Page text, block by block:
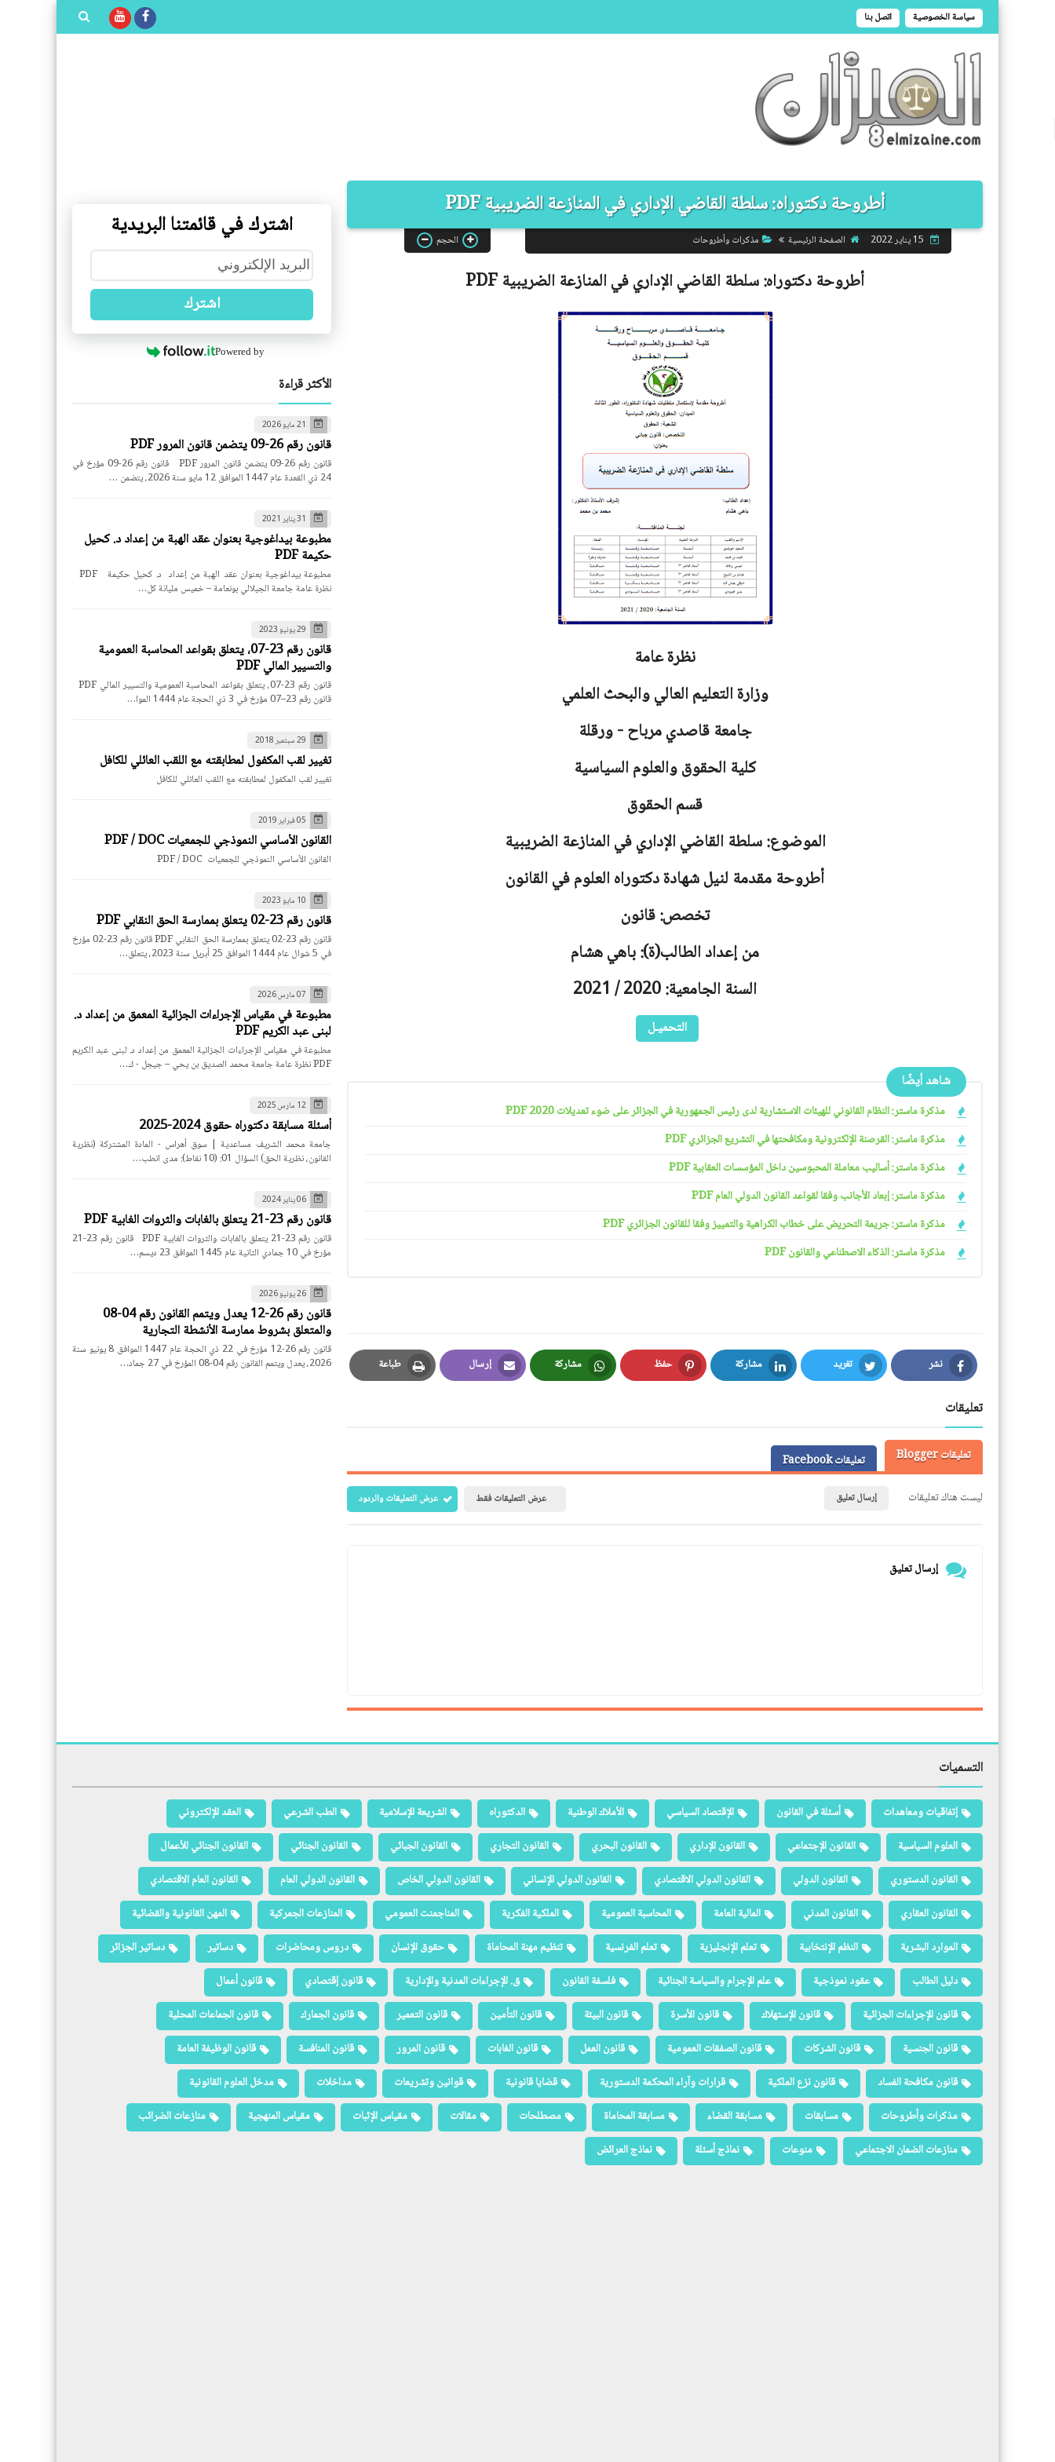
سياسة الخصوصية اتصل بنا
أطروحة دكتوراه: سلطة القاضي الإداري في المنازعة الضريبية PDF
الصفحة الرئيسية مذكرات وأطروحات الحجم
أطروحة دكتوراه:سلطة القاضي الإداري في المنازعة الضريبيةPDF
نظرة عامة
وزارة التعليم العالي والبحث العلمي
جامعةقاصدي مرباح - ورقلة
كلية الحقوق والعلوم السياسية
قسم الحقوق
الموضوع: سلطة القاضي الإداري في المنازعة الضريبية
أطروحة مقدمة لنيل شهادة دكتوراه العلوم في القانون
تخصص: قانون
من إعداد الطالب(ة): باهي هشام
السنة الجامعية: 2020 / 2021
التحميـل
شاهد أيضًا
مذكرة ماستر: النظام القانوني للهيئات الاستشارية لدى رئيس الجمهورية في الجزائر على ضوء تعديلات 2020 PDF
مذكرة ماستر: القرصنة الإلكترونية ومكافحتها في التشريع الجزائري PDF
مذكرة ماستر: أساليب معاملة المحبوسين داخل المؤسسات العقابية PDF
مذكرة ماستر: إبعاد الأجانب وفقا لقواعد القانون الدولي العام PDF
مذكرة ماستر: جريمة التحريض على خطاب الكراهية والتمييز وفقا للقانون الجزائري PDF
مذكرة ماستر: الذكاء الاصطناعي والقانون PDF
نشر
Facebook
تغريد
Twitter
مشاركة
LinkedIn
حفظ
Pinterest
مشاركة
Whatsapp
إرسال
Email
طباعة
Print
تعليقات
تعليقات Blogger
تعليقات Facebook
ليست هناك تعليقات
إرسال تعليق عرض التعليقات فقط عرض التعليقات والردود
إرسال تعليق
اشترك في قائمتنا البريدية
اشترك
Powered by
الأكثر قراءة
21 مايو 2026
قانون رقم 26-09 يتضمن قانون المرور PDF
قانون رقم 26-09 يتضمن قانون المرور PDF قانون رقم 26-09 مؤرخ في
24 ذي القعدة عام 1447 الموافق 12 مايو سنة 2026، يتضمن …
31 يناير 2021
مطبوعة بيداغوجية بعنوان عقد الهبة من إعداد د. كحيل
حكيمة PDF
نظرة عامة جامعة الجيلالي بونعامة – خميس مليانة كل…
29 يونيو 2023
قانون رقم 23-07، يتعلق بقواعد المحاسبة العمومية
والتسيير المالي PDF
قانون رقم 23–07 مؤرخ في 3 ذي الحجة عام 1444 الموا…
29 سبتمبر 2018
تغيير لقب المكفول لمطابقته مع اللقب العائلي للكافل
تغيير لقب المكفول لمطابقته مع اللقب العائلي للكافل
05 فبراير 2019
القانون الأساسي النموذجي للجمعيات PDF / DOC
القانون الأساسي النموذجي للجمعيات PDF / DOC
10 مايو 2023
قانون رقم 23-02 يتعلق بممارسة الحق النقابي PDF
قانون رقم 23-02 يتعلق بممارسة الحق النقابي PDF قانون رقم 23-02 مؤرخ
في 5 شوال عام 1444 الموافق 25 أبريل سنة 2023، يتعلق…
07 مارس 2026
مطبوعة في مقياس الإجراءات الجزائية المعمق من إعداد د.
لبنى عبد الكريم PDF
مطبوعة في مقياس الإجراءات الجزائية المعمق من إعداد د. لبنى عبد الكريم
PDF نظرة عامة جامعة محمد الصديق بن يحي – جيجل - ك…
12 مارس 2025
أسئلة مسابقة دكتوراه حقوق 2024-2025
جامعة محمد الشريف مساعدية | سوق أهراس - المادة المشتركة (نظرية
القانون، نظرية الحق) السؤال 01: (10 نقاط): مدى انطب…
06 يناير 2024
قانون رقم 23-21 يتعلق بالغابات والثروات الغابية PDF
قانون رقم 23-21 يتعلق بالغابات والثروات الغابية PDF قانون رقم 23-21
مؤرخ في 10 جمادي الثانية عام 1445 الموافق 23 ديسم…
26 يونيو 2026
قانون رقم 26-12 يعدل ويتمم القانون رقم 04-08
والمتعلق بشروط ممارسة الأنشطة التجارية
قانون رقم 26-12 مؤرخ في 22 ذي الحجة عام 1447 الموافق 8 يونيو سنة
2026، يعدل ويتمم القانون رقم 04-08 المؤرخ في 27 جماد…
التسميات
إتفاقيات ومعاهدات أسئلة في القانون الإقتصاد السياسي الأملاك الوطنية الدكتوراه الشريعة الإسلامية الطب الشرعي
العقد الإلكتروني
العلوم السياسية
القانون الإجتماعي القانون الإداري القانون البحري القانون التجاري القانون الجبائي القانون الجنائي
القانون الجنائي للأعمال
القانون الدستوري
القانون الدولي القانون الدولي الاقتصادي القانون الدولي الإنساني القانون الدولي الخاص القانون الدولي العام
القانون العام الاقتصادي
القانون العقاري
القانون المدني المالية العامة المحاسبة العمومية الملكية الفكرية المناجمنت العمومي المنازعات الجمركية
المهن القانونية والقضائية
الموارد البشرية
النظم الإنتخابية تعلم الإنجليزية تعلم الفرنسية تنظيم مهنة المحاماة حقوق الإنسان دروس ومحاضرات دساتير
دساتير الجزائر
دليل الطالب
عقود نموذجية علم الإجرام والسياسة الجنائية فلسفة القانون ق. الإجراءات المدنية والإدارية قانون إقتصادي
قانون أعمال
قانون الإجراءات الجزائية
قانون الإستهلاك قانون الأسرة قانون البيئة قانون التأمين قانون التعمير قانون الجمارك
قانون الجماعات المحلية
قانون الجنسية
قانون الشركات قانون الصفقات العمومية قانون العمل قانون الغابات قانون المرور قانون المنافسة
قانون الوظيفة العامة
قانون مكافحة الفساد
قانون نزع الملكية قرارات وآراء المحكمة الدستورية قضايا قانونية قوانين وتشريعات مداخلات
مدخل العلوم القانونية
مذكرات وأطروحات
مسابقات مسابقة القضاء مسابقة المحاماة مصطلحات مقالات مقياس الإثبات مقياس المنهجية
منازعات الضرائب
منازعات الضمان الاجتماعي
منوعات نماذج أسئلة نماذج العرائض